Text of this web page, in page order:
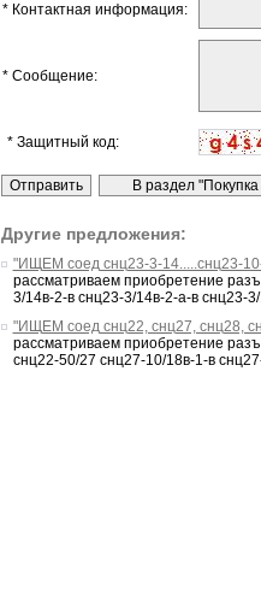
* Контактная информация:
* Сообщение:
* Защитный код:
Другие предложения:
"ИЩЕМ соед снц23-3-14.....снц23-
рассматриваем приобретение
3/14в-2-в снц23-3/14в-2-а-в снц23-
"ИЩЕМ соед снц22, снц27, снц28,
рассматриваем приобретение
снц22-50/27 снц27-10/18в-1-в